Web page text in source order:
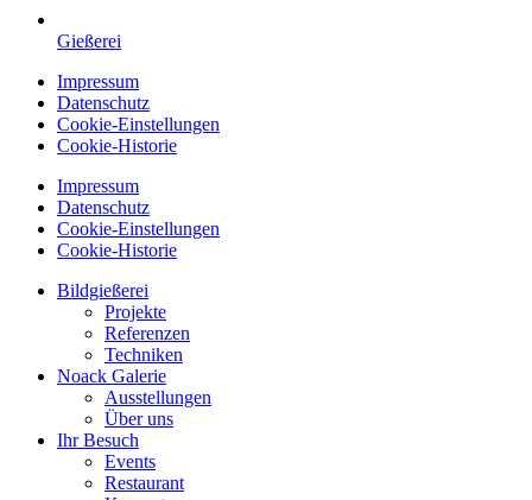
Gießerei
Impressum
Datenschutz
Cookie-Einstellungen
Cookie-Historie
Impressum
Datenschutz
Cookie-Einstellungen
Cookie-Historie
Bildgießerei
Projekte
Referenzen
Techniken
Noack Galerie
Ausstellungen
Über uns
Ihr Besuch
Events
Restaurant